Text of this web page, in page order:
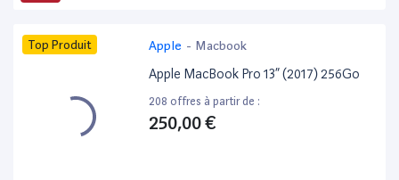
Top Produit Apple - Macbook
Apple MacBook Pro 13” (2017) 256Go
208 offres à partir de :
250,00 €